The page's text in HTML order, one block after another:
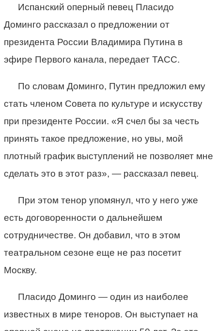
Испанский оперный певец Пласидо
Доминго рассказал о предложении от
президента России Владимира Путина в
эфире Первого канала, передает ТАСС.
По словам Доминго, Путин предложил ему
стать членом Совета по культуре и искусству
при президенте России. «Я счел бы за честь
принять такое предложение, но увы, мой
плотный график выступлений не позволяет мне
сделать это в этот раз», — рассказал певец.
При этом тенор упомянул, что у него уже
есть договоренности о дальнейшем
сотрудничестве. Он добавил, что в этом
театральном сезоне еще не раз посетит
Москву.
Пласидо Доминго — один из наиболее
известных в мире теноров. Он выступает на